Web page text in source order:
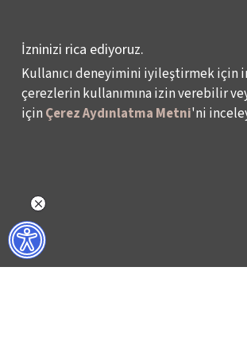
KÜLTÜR POLİTİKALARI
ÇALIŞMALARI
İzninizi rica ediyoruz.
Kullanıcı deneyimini iyileştirmek için
çerezlerin kullanımına izin verebilir
için Çerez Aydınlatma Metni'ni